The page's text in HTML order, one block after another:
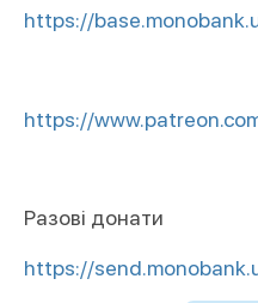
https://
https://
Разові донати
https://